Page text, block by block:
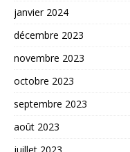
janvier 2024
décembre 2023
novembre 2023
octobre 2023
septembre 2023
août 2023